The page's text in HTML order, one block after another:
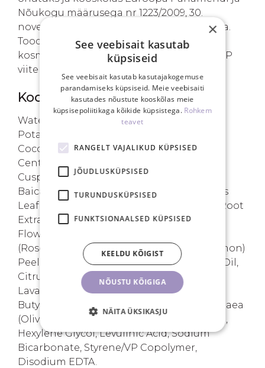
Nõukogu määrusega nr 1223/2009, 30.
november 2009, kosmeetikatoodete kohta.
Toode on registreeritud Euroopa
kosmeetikatoodete teavitusportaalis CPNP
viitenumbriga 2502301.
Koostis
Water, Sodium Methyl Cocoyl Taurate,
Potassium Cocoyl Glycinate, Disodium
Cocoamphodiacetate, Sodium Chloride,
Centella Asiatica Extract, Polygonum
Cuspidatum Root Extract, Scutellaria
Baicalensis Root Extract, Camellia Sinensis
Leaf Extract, Glycyrrhiza Glabra (Licorice) Root
Extract, Chamomilla Recutita (Matricaria)
Flower Extract, Rosmarinus Officinalis
(Rosemary) Leaf Extract, Citrus Limon (Lemon)
Peel Oil, Pelargonium Graveolens Flower Oil,
Citrus Aurantium Dulcis (Orange) Peel Oil,
Lavandula Angustifolia (Lavender) Oil,
Butylene Glycol, Vegetable Oil, Olea Europaea
(Olive) Fruit Oil, Laurylpyridinium Chloride,
Hexylene Glycol, Levulinic Acid, Sodium
Bicarbonate, Styrene/VP Copolymer,
Disodium EDTA.
×
See veebisait kasutab
küpsiseid
See veebisait kasutab kasutajakogemuse
parandamiseks küpsiseid. Meie veebisaiti
kasutades nõustute kooskõlas meie
küpsisepoliitikaga kõikide küpsistega. Rohkem
teavet
RANGELT VAJALIKUD KÜPSISED
JÕUDLUSKÜPSISED
TURUNDUSKÜPSISED
FUNKTSIONAALSED KÜPSISED
NÕUSTU KÕIGIGA
KEELDU KÕIGIST
NÄITA ÜKSIKASJU